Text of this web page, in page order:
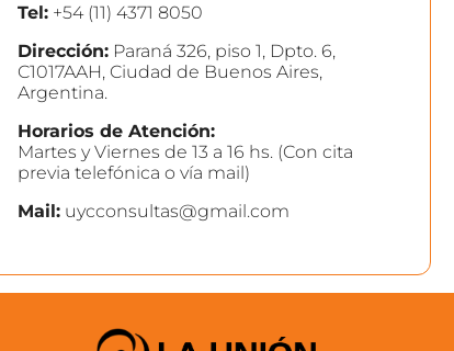
Tel: +54 (11) 4371 8050
Dirección:Paraná 326, piso 1, Dpto. 6,
C1017AAH, Ciudad de Buenos Aires,
Argentina.
Horarios de Atención:
Martes y Viernes de 13 a 16 hs. (Con cita
previa telefónica o vía mail)
Mail: uycconsultas@gmail.com